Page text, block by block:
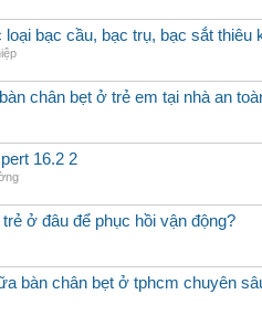
loại bạc cầu, bạc trụ, bạc sắt thiêu
chân bẹt ở trẻ em tại nhà an
16.2 2
ở đâu để phục hồi vận động?
bàn chân bẹt ở tphcm chuyên